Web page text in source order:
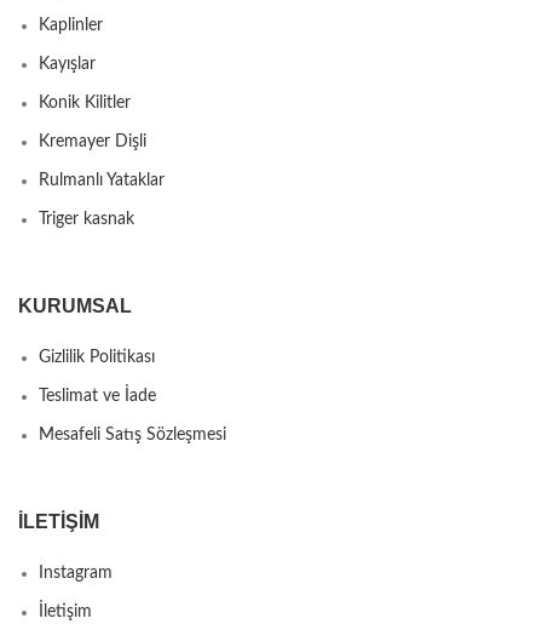
Kaplinler
Kayışlar
Konik Kilitler
Kremayer Dişli
Rulmanlı Yataklar
Triger kasnak
KURUMSAL
Gizlilik Politikası
Teslimat ve İade
Mesafeli Satış Sözleşmesi
İLETIŞIM
Instagram
İletişim